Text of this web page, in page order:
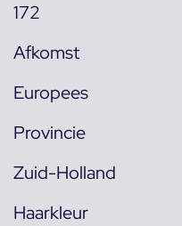
172
Afkomst
Europees
Provincie
Zuid-Holland
Haarkleur